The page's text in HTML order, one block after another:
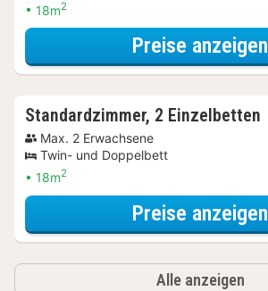
18m2
Preise anzeigen
Standardzimmer, 2 Einzelbetten
Max. 2 Erwachsene
Twin- und Doppelbett
18m2
Preise anzeigen
Alle anzeigen